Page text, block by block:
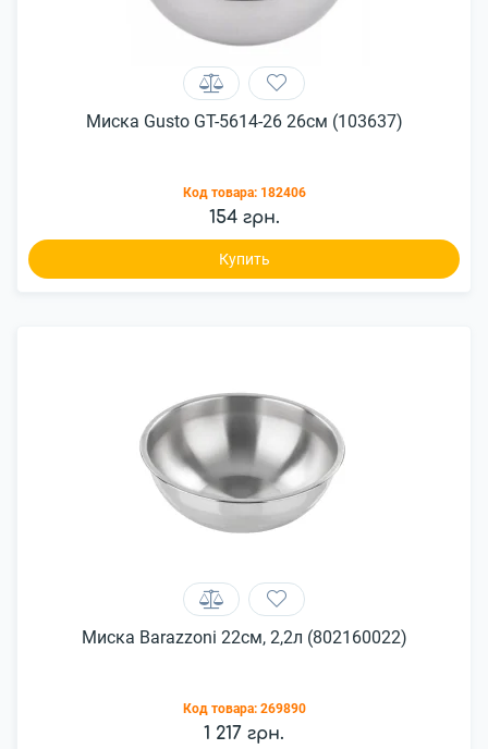
Миска Gusto GT-5614-26 26см (103637)
Код товара: 182406
154 грн.
Купить
Миска Barazzoni 22см, 2,2л (802160022)
Код товара: 269890
1 217 грн.